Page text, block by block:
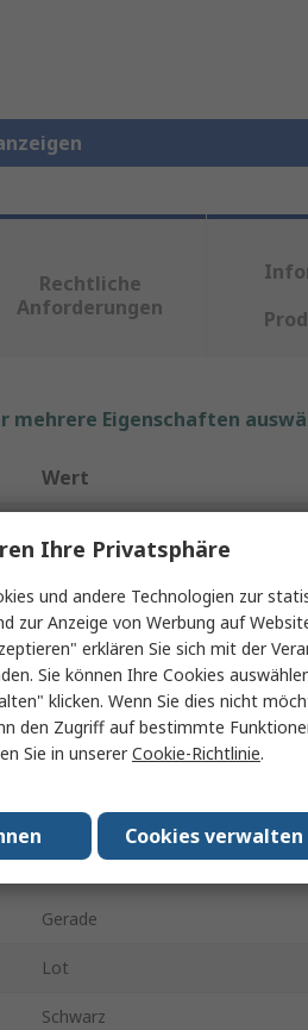
Rechtliche
Anforderungen
mehrere Eigenschaften
Wert
Leiterplattensteckverbinder
5.08mm
1
GF Flüssigkristallpolymer
Gerade
Lot
Schwarz
Ihre Privatsphäre
und andere Technologien zur
zur Anzeige von Werbung auf
erklären Sie sich mit der
Sie können Ihre Cookies
klicken. Wenn Sie dies nicht
den Zugriff auf bestimmte
Sie in unsererCookie-Richtlinie.
Cookies verwalten